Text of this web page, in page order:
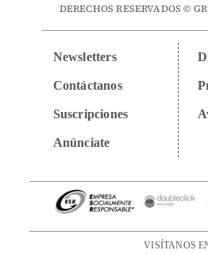
DERECHOS RESERVADOS ©
Newsletters
Contáctanos
Suscripciones
Anúnciate
VISÍTANOS